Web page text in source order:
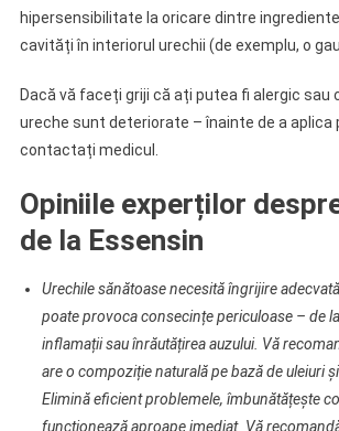
hipersensibilitate la oricare dintre
cavități în interiorul urechii (de exemplu, o
Dacă vă faceți griji că ați putea fi alergic sau
ureche sunt deteriorate – înainte de a aplica
contactați medicul.
Opiniile experților
de la Essensin
Urechile sănătoase necesită îngrijire
poate provoca consecințe periculoase – de
inflamații sau înrăutățirea auzului. Vă
are o compoziție naturală pe bază de uleiuri
Elimină eficient problemele, îmbunătățește
funcționează aproape imediat. Vă